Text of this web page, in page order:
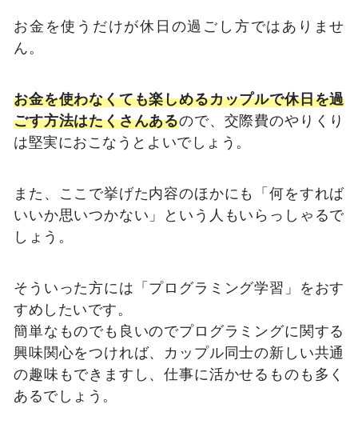
お金を使うだけが休日の過ごし方ではありませ
ん。
お金を使わなくても楽しめるカップルで休日を過
ごす方法はたくさんあるので、交際費のやりくり
は堅実におこなうとよいでしょう。
また、ここで挙げた内容のほかにも「何をすれば
いいか思いつかない」という人もいらっしゃるで
しょう。
そういった方には「プログラミング学習」をおす
すめしたいです。
簡単なものでも良いのでプログラミングに関する
興味関心をつければ、カップル同士の新しい共通
の趣味もできますし、仕事に活かせるものも多く
あるでしょう。